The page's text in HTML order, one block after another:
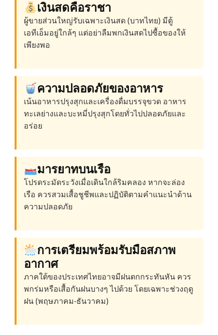
เงินสดคือราชา
ผู้ขายส่วนใหญ่รับเฉพาะเงินสด (บาทไทย) มีตู้
เอทีเอ็มอยู่ใกล้ๆ แต่อย่าลืมพกเงินสดไปซื้อของให้
เพียงพอ
ความปลอดภัยของอาหาร
เน้นอาหารปรุงสุกและเครื่องดื่มบรรจุขวด อาหาร
ทะเลย่างและบะหมี่ปรุงสุกโดยทั่วไปปลอดภัยและ
อร่อย
มารยาทบนเรือ
โปรดระมัดระวังเมื่อเดินใกล้ริมคลอง หากจะล่อง
เรือ ควรสวมเสื้อชูชีพและปฏิบัติตามคำแนะนำด้าน
ความปลอดภัย
การเตรียมพร้อมรับมือสภาพ
อากาศ
ภาคใต้ของประเทศไทยอาจมีฝนตกกระทันหัน ควร
พกร่มหรือเสื้อกันฝนบางๆ ไปด้วย โดยเฉพาะช่วงฤดู
ฝน (พฤษภาคม-ธันวาคม)